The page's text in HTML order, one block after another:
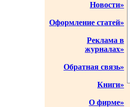
Новости»
Оформление статей»
Реклама в
журналах»
Обратная связь»
Книги»
О фирме»